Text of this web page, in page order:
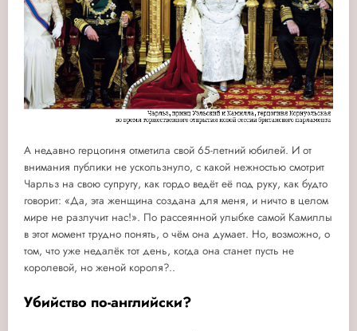
А недавно герцогиня отметила свой 65-летний юбилей. И от
внимания публики не ускользнуло, с какой нежностью смотрит
Чарльз на свою супругу, как гордо ведёт её под руку, как будто
говорит: «Да, эта женщина создана для меня, и ничто в целом
мире не разлучит нас!». По рассеянной улыбке самой Камиллы
в этот момент трудно понять, о чём она думает. Но, возможно, о
том, что уже недалёк тот день, когда она станет пусть не
королевой, но женой короля?..
Убийство по-английски?